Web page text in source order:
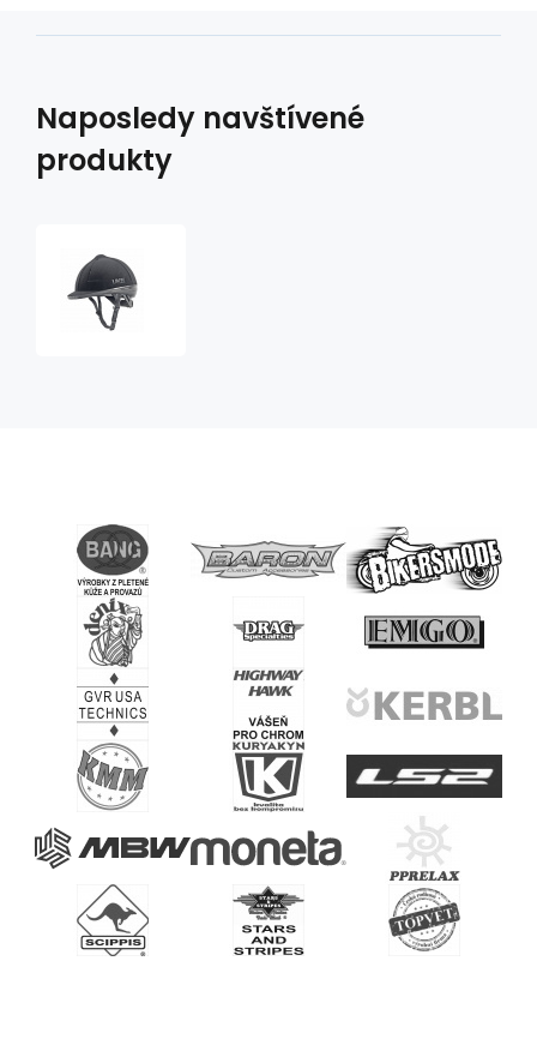
Naposledy navštívené
produkty